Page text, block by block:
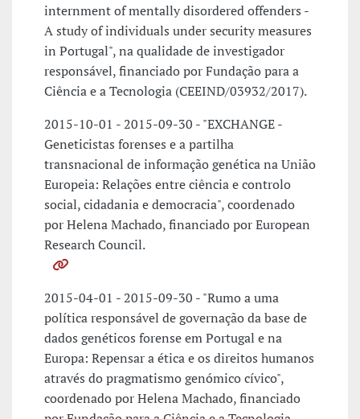
internment of mentally disordered offenders -
A study of individuals under security measures
in Portugal", na qualidade de investigador
responsável, financiado por Fundação para a
Ciência e a Tecnologia (CEEIND/03932/2017).
2015-10-01 - 2015-09-30 - "EXCHANGE -
Geneticistas forenses e a partilha
transnacional de informação genética na União
Europeia: Relações entre ciência e controlo
social, cidadania e democracia", coordenado
por Helena Machado, financiado por European
Research Council.
2015-04-01 - 2015-09-30 - "Rumo a uma
política responsável de governação da base de
dados genéticos forense em Portugal e na
Europa: Repensar a ética e os direitos humanos
através do pragmatismo genómico cívico",
coordenado por Helena Machado, financiado